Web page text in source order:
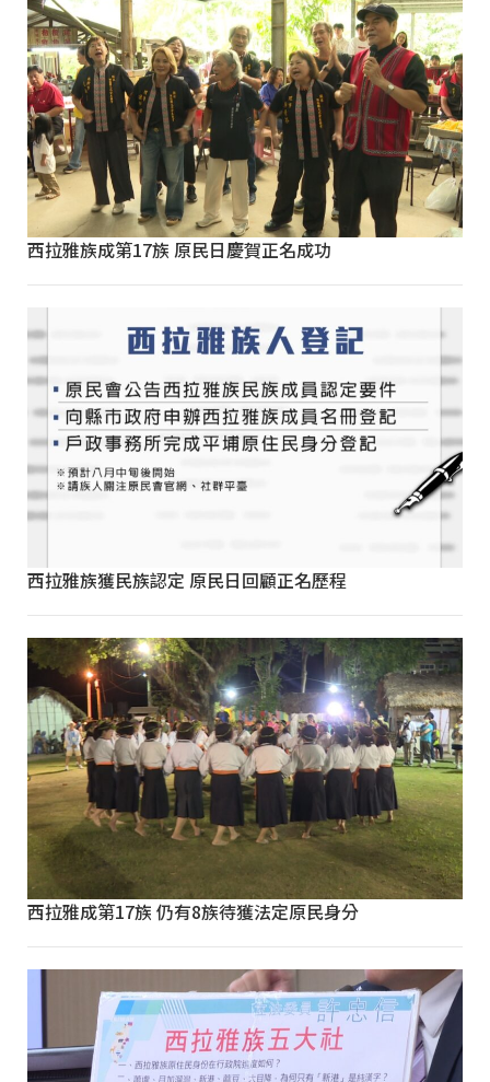
西拉雅族成第17族 原民日慶賀正名成功
西拉雅族獲民族認定 原民日回顧正名歷程
西拉雅成第17族 仍有8族待獲法定原民身分